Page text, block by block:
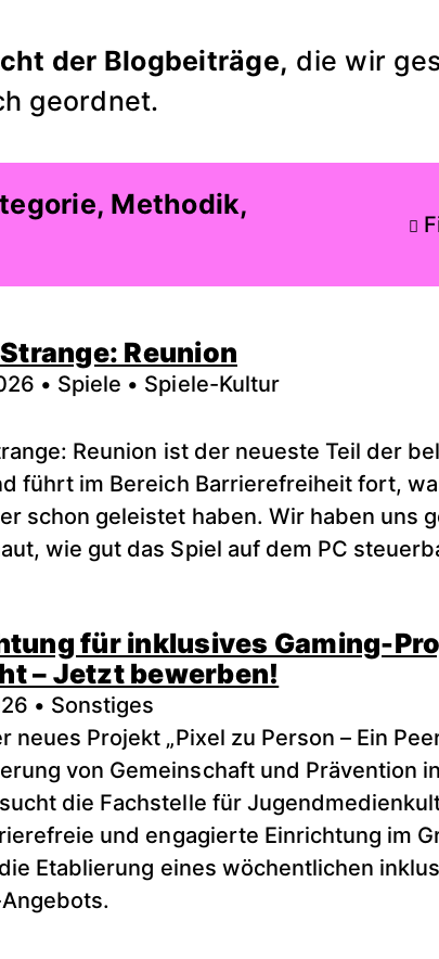
der Blogbeiträge, die wir
geordnet.
Methodik,
Reunion
• Spiele • Spiele-Kultur
Reunion ist der neueste Teil der
führt im Bereich Barrierefreiheit fort,
schon geleistet haben. Wir haben uns
wie gut das Spiel auf dem PC
für inklusives Gaming-
– Jetzt bewerben!
• Sonstiges
neues Projekt „Pixel zu Person – Ein
von Gemeinschaft und Prävention
sucht die Fachstelle für
und engagierte Einrichtung im
Etablierung eines wöchentlichen